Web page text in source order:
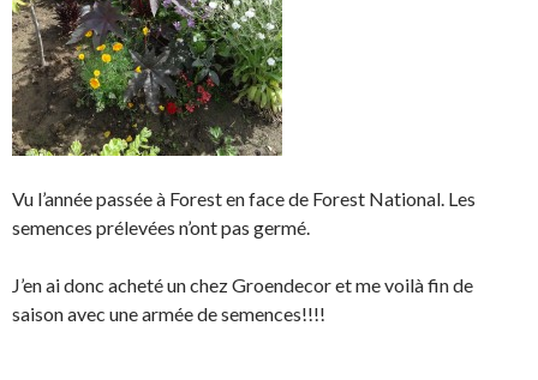
Vu l’année passée à Forest en face de Forest National. Les
semences prélevées n’ont pas germé.
J’en ai donc acheté un chez Groendecor et me voilà fin de
saison avec une armée de semences!!!!